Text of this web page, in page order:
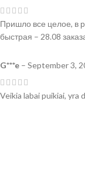
Пришло все целое, в
быстрая – 28.08
G***e – September 3,
Veikia labai puikiai, yra